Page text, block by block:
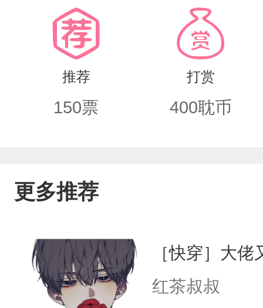
振兴人类阵营后，阮峥逐一解放在
主动权，和小黑龙没羞没燥的生活在一
推荐
150票
打赏
400耽币
更多推荐
［快穿］大
红茶叔叔